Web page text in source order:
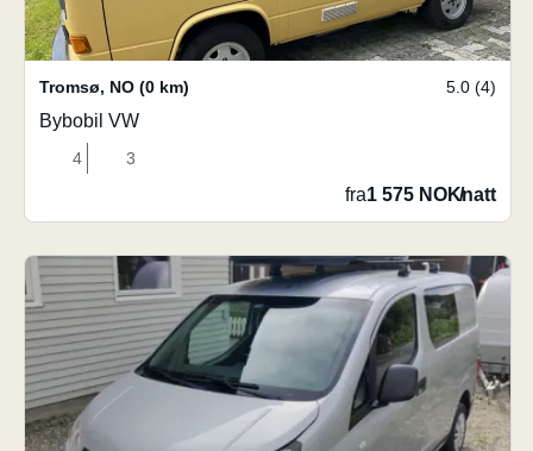
Tromsø, NO (0 km) 5.0 (4)
Bybobil VW
4 3
fra1 575 NOK/natt